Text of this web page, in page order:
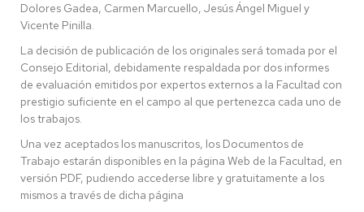
Dolores Gadea, Carmen Marcuello, Jesús Ángel Miguel y
Vicente Pinilla.
La decisión de publicación de los originales será tomada por el
Consejo Editorial, debidamente respaldada por dos informes
de evaluación emitidos por expertos externos a la Facultad con
prestigio suficiente en el campo al que pertenezca cada uno de
los trabajos.
Una vez aceptados los manuscritos, los Documentos de
Trabajo estarán disponibles en la página Web de la Facultad, en
versión PDF, pudiendo accederse libre y gratuitamente a los
mismos a través de dicha página